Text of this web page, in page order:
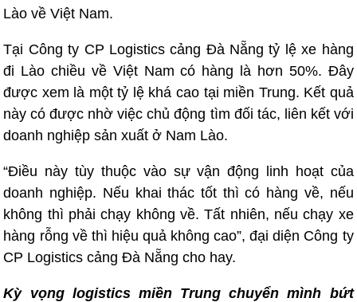
Lào về Việt Nam.
Tại Công ty CP Logistics cảng Đà Nẵng tỷ lệ xe hàng
đi Lào chiều về Việt Nam có hàng là hơn 50%. Đây
được xem là một tỷ lệ khá cao tại miền Trung. Kết quả
này có được nhờ việc chủ động tìm đối tác, liên kết với
doanh nghiệp sản xuất ở Nam Lào.
“Điều này tùy thuộc vào sự vận động linh hoạt của
doanh nghiệp. Nếu khai thác tốt thì có hàng về, nếu
không thì phải chạy không về. Tất nhiên, nếu chạy xe
hàng rỗng về thì hiệu quả không cao”, đại diện Công ty
CP Logistics cảng Đà Nẵng cho hay.
Kỳ vọng logistics miền Trung chuyển mình bứt